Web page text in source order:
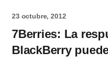
23 octubre, 2012
7Berries: La
BlackBerry